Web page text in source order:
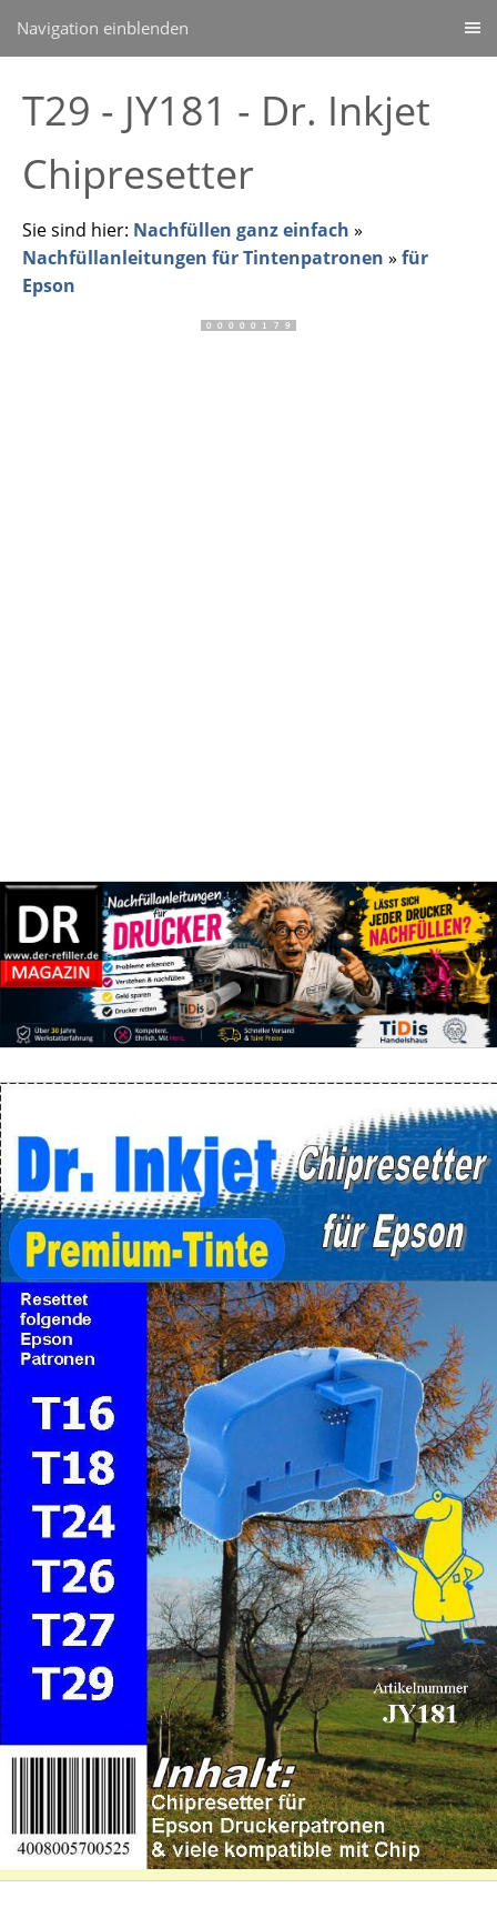
Navigation einblenden
T29 - JY181 - Dr. Inkjet
Chipresetter
Sie sind hier: Nachfüllen ganz einfach »
Nachfüllanleitungen für Tintenpatronen » für
Epson